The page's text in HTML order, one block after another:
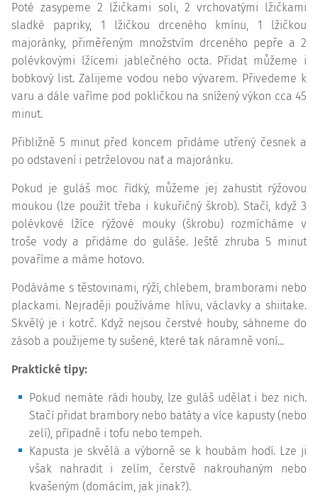
Poté zasypeme 2 lžičkami soli, 2 vrchovatými lžičkami
sladké papriky, 1 lžičkou drceného kmínu, 1 lžičkou
majoránky, přiměřeným množstvím drceného pepře a 2
polévkovými lžícemi jablečného octa. Přidat můžeme i
bobkový list. Zalijeme vodou nebo vývarem. Přivedeme k
varu a dále vaříme pod pokličkou na snížený výkon cca 45
minut.
Přibližně 5 minut před koncem přidáme utřený česnek a
po odstavení i petrželovou nať a majoránku.
Pokud je guláš moc řídký, můžeme jej zahustit rýžovou
moukou (lze použít třeba i kukuřičný škrob). Stačí, když 3
polévkové lžíce rýžové mouky (škrobu) rozmícháme v
troše vody a přidáme do guláše. Ještě zhruba 5 minut
povaříme a máme hotovo.
Podáváme s těstovinami, rýží, chlebem, bramborami nebo
plackami. Nejraději používáme hlívu, václavky a shiitake.
Skvělý je i kotrč. Když nejsou čerstvé houby, sáhneme do
zásob a použijeme ty sušené, které tak náramně voní...
Praktické tipy:
Pokud nemáte rádi houby, lze guláš udělat i bez nich.
Stačí přidat brambory nebo batáty a více kapusty (nebo
zelí), případně i tofu nebo tempeh.
Kapusta je skvělá a výborně se k houbám hodí. Lze ji
však nahradit i zelím, čerstvě nakrouhaným nebo
kvašeným (domácím, jak jinak?).